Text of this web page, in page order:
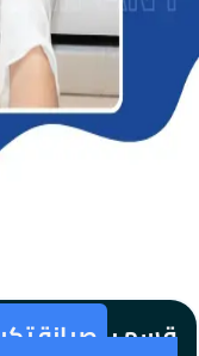
قسم : صيانة